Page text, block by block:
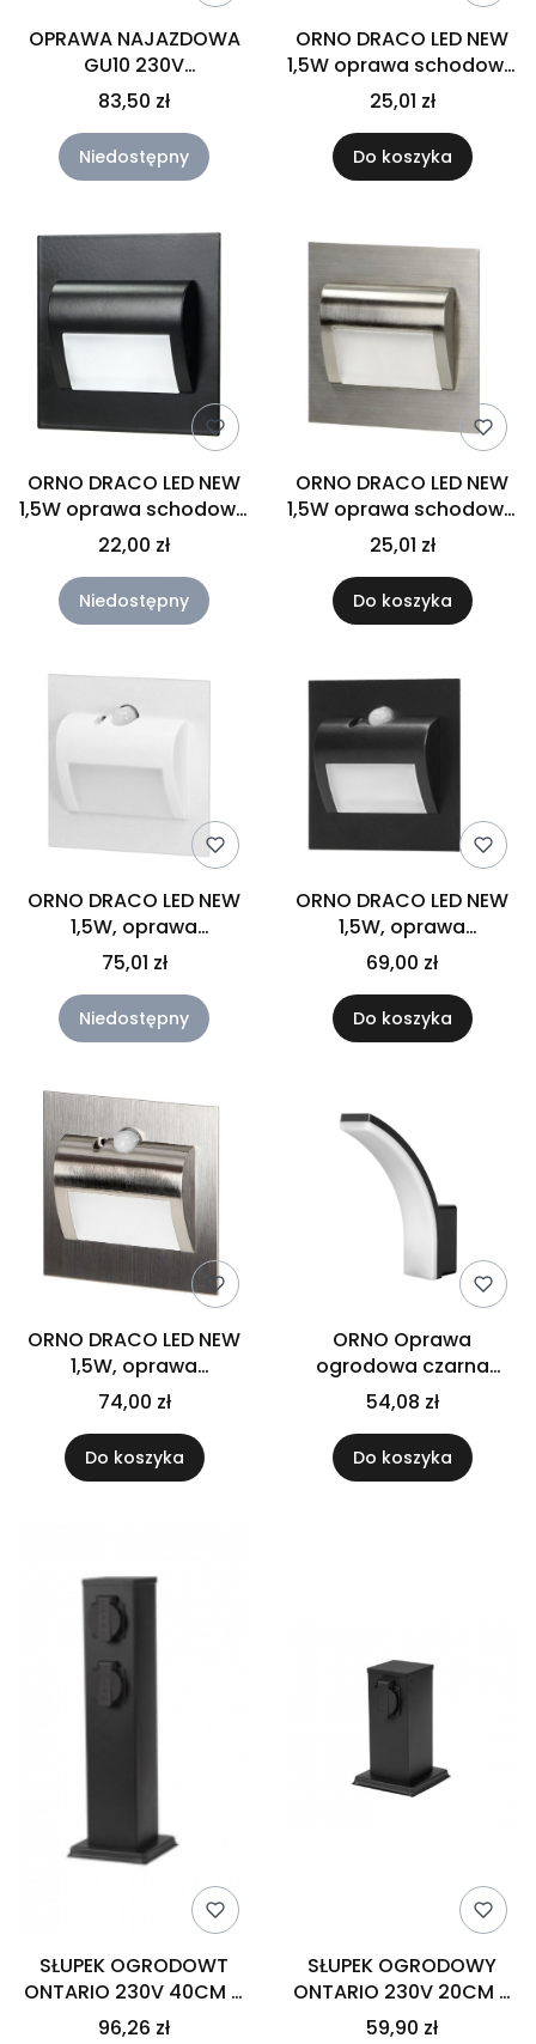
OPRAWA NAJAZDOWA
GU10 230V
KWADRATOWA IP66
83,50 zł
Niedostępny
ORNO DRACO LED NEW
1,5W oprawa schodowa
podtynkowa, 12VDC,
4000K, biała
25,01 zł
Do koszyka
ORNO DRACO LED NEW
1,5W oprawa schodowa
podtynkowa, 12VDC,
4000K, czarna
22,00 zł
Niedostępny
ORNO DRACO LED NEW
1,5W oprawa schodowa
podtynkowa, 12VDC,
4000K, satyna
25,01 zł
Do koszyka
ORNO DRACO LED NEW
1,5W, oprawa
schodowa
podtynkowa z PIRem
12VDC, 4000K, biała
75,01 zł
Niedostępny
ORNO DRACO LED NEW
1,5W, oprawa
schodowa
podtynkowa z PIRem
12VDC, 4000K, czarna
69,00 zł
Do koszyka
ORNO DRACO LED NEW
1,5W, oprawa
schodowa
podtynkowa z PIRem
12VDC, 4000K, satyna
74,00 zł
Do koszyka
ORNO Oprawa
ogrodowa czarna
FRENIT LED 20W
54,08 zł
Do koszyka
SŁUPEK OGRODOWT
ONTARIO 230V 40CM 4
GNIAZDA CZARNY
96,26 zł
SŁUPEK OGRODOWY
ONTARIO 230V 20CM 2
GNIAZDA CZARNY
59,90 zł